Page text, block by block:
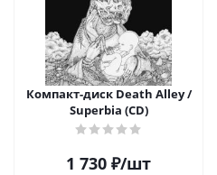
Компакт-диск Death Alley /
Superbia (CD)
1 730 ₽/шт